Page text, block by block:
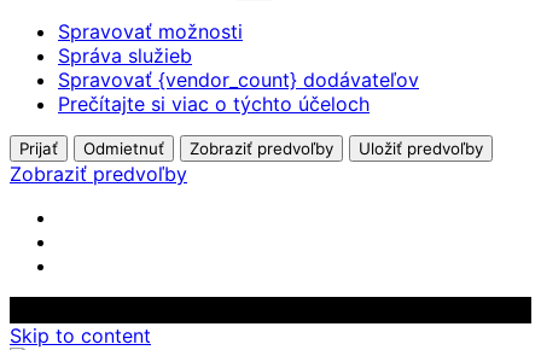
Spravovať možnosti
Správa služieb
Spravovať {vendor_count} dodávateľov
Prečítajte si viac o týchto účeloch
Prijať Odmietnuť Zobraziť predvoľby Uložiť predvoľby
Zobraziť predvoľby
Skip to content